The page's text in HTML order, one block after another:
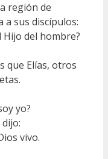
región de
a sus discípulos:
Hijo del hombre?
que Elías, otros
yo?
vivo.